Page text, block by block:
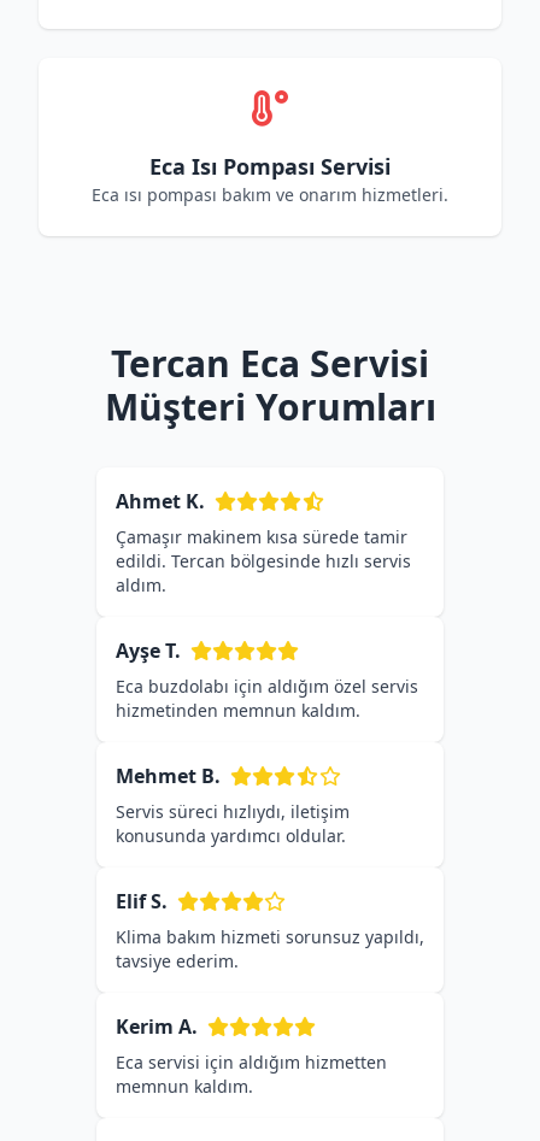
Eca Isı Pompası Servisi
Eca ısı pompası bakım ve onarım hizmetleri.
Tercan Eca Servisi
Müşteri Yorumları
Ahmet K.
Çamaşır makinem kısa sürede tamir
edildi. Tercan bölgesinde hızlı servis
aldım.
Ayşe T.
Eca buzdolabı için aldığım özel servis
hizmetinden memnun kaldım.
Mehmet B.
Servis süreci hızlıydı, iletişim
konusunda yardımcı oldular.
Elif S.
Klima bakım hizmeti sorunsuz yapıldı,
tavsiye ederim.
Kerim A.
Eca servisi için aldığım hizmetten
memnun kaldım.